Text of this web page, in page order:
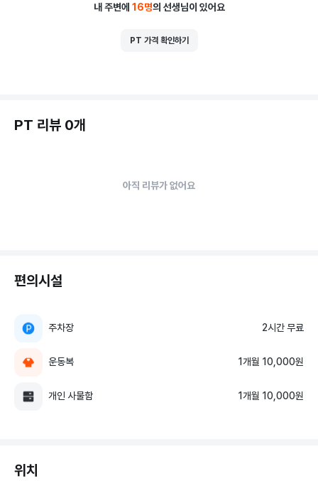
내 주변에 16명의 선생님이 있어요
PT 가격 확인하기
PT 리뷰 0개
아직 리뷰가 없어요
편의시설
주차장 2시간 무료
운동복 1개월 10,000원
개인 사물함 1개월 10,000원
위치